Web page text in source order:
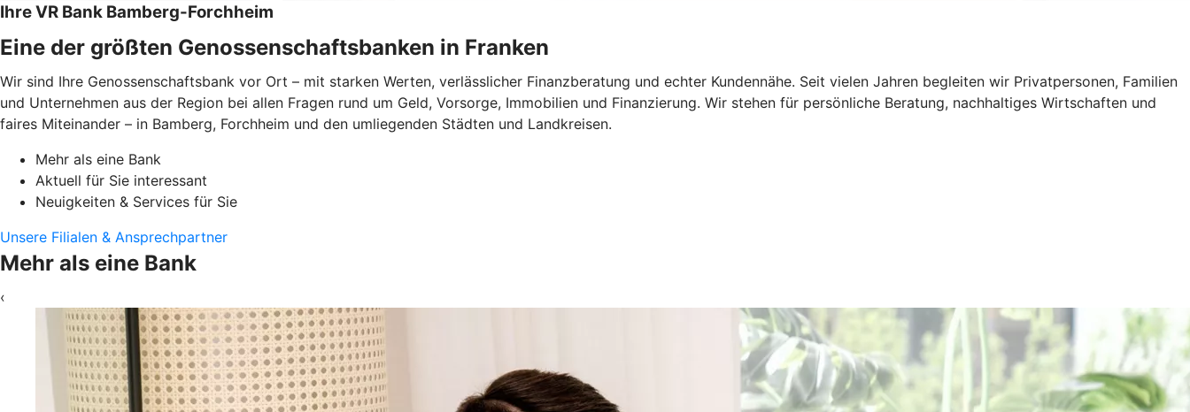
Ihre VR Bank Bamberg-Forchheim
Eine der größten Genossenschaftsbanken in Franken
Wir sind Ihre Genossenschaftsbank vor Ort – mit starken Werten, verlässlicher Finanzberatung und echter Kundennähe. Seit vielen Jahren begleiten wir Privatpersonen, Familien
und Unternehmen aus der Region bei allen Fragen rund um Geld, Vorsorge, Immobilien und Finanzierung. Wir stehen für persönliche Beratung, nachhaltiges Wirtschaften und
faires Miteinander – in Bamberg, Forchheim und den umliegenden Städten und Landkreisen.
Mehr als eine Bank
Aktuell für Sie interessant
Neuigkeiten & Services für Sie
Unsere Filialen & Ansprechpartner
Mehr als eine Bank
‹